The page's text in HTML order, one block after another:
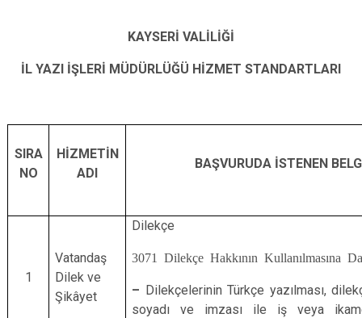
KAYSERİ VALİLİĞİ
İL YAZI İŞLERİ MÜDÜRLÜĞÜ HİZMET STANDARTLARI
SIRA
NO
HİZMETİN
ADI
BAŞVURUDA İSTENEN
1
Vatandaş
Dilek ve
Şikâyet
Dilekçe
3071 Dilekçe Hakkının Kullanılmasına
– Dilekçelerinin Türkçe yazılması,
soyadı ve imzası ile iş veya